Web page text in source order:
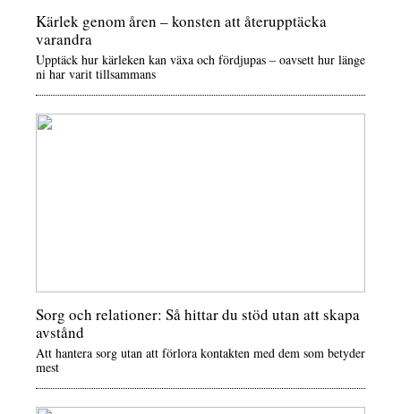
Kärlek genom åren – konsten att återupptäcka
varandra
Upptäck hur kärleken kan växa och fördjupas – oavsett hur länge
ni har varit tillsammans
Sorg och relationer: Så hittar du stöd utan att skapa
avstånd
Att hantera sorg utan att förlora kontakten med dem som betyder
mest